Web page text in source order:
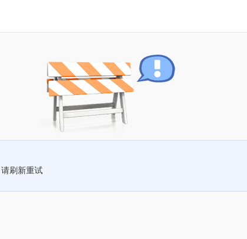
刷新重试